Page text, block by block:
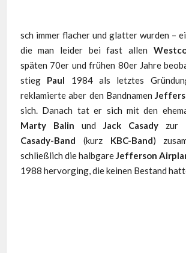
sch immer flacher und glatter wurden –
die man leider bei fast allen
späten 70er und frühen 80er Jahre
stieg Paul 1984 als letztes
reklamierte aber den Bandnamen
sich. Danach tat er sich mit den
Marty Balin undJack Casady zur
Casady-Band (kurz KBC-Band)
schließlich die halbgareJefferson
1988 hervorging, die keinen Bestand